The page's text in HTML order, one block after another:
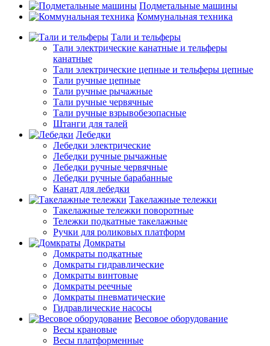
Подметальные машины
Коммунальная техника
Тали и тельферы
Тали электрические канатные и тельферы
канатные
Тали электрические цепные и тельферы цепные
Тали ручные цепные
Тали ручные рычажные
Тали ручные червячные
Тали ручные взрывобезопасные
Штанги для талей
Лебедки
Лебедки электрические
Лебедки ручные рычажные
Лебедки ручные червячные
Лебедки ручные барабанные
Канат для лебедки
Такелажные тележки
Такелажные тележки поворотные
Тележки подкатные такелажные
Ручки для роликовых платформ
Домкраты
Домкраты подкатные
Домкраты гидравлические
Домкраты винтовые
Домкраты реечные
Домкраты пневматические
Гидравлические насосы
Весовое оборудование
Весы крановые
Весы платформенные